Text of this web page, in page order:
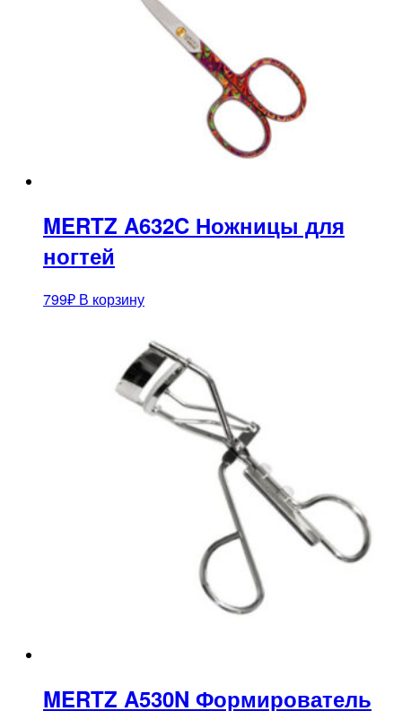
MERTZ A632C Ножницы для
ногтей
799₽ В корзину
MERTZ A530N Формирователь